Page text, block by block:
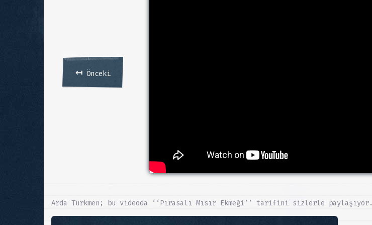
↤Önceki
Arda Türkmen; bu videoda ‘‘Pırasalı Mısır Ekmeği’’ tarifini sizlerle paylaşıyor.